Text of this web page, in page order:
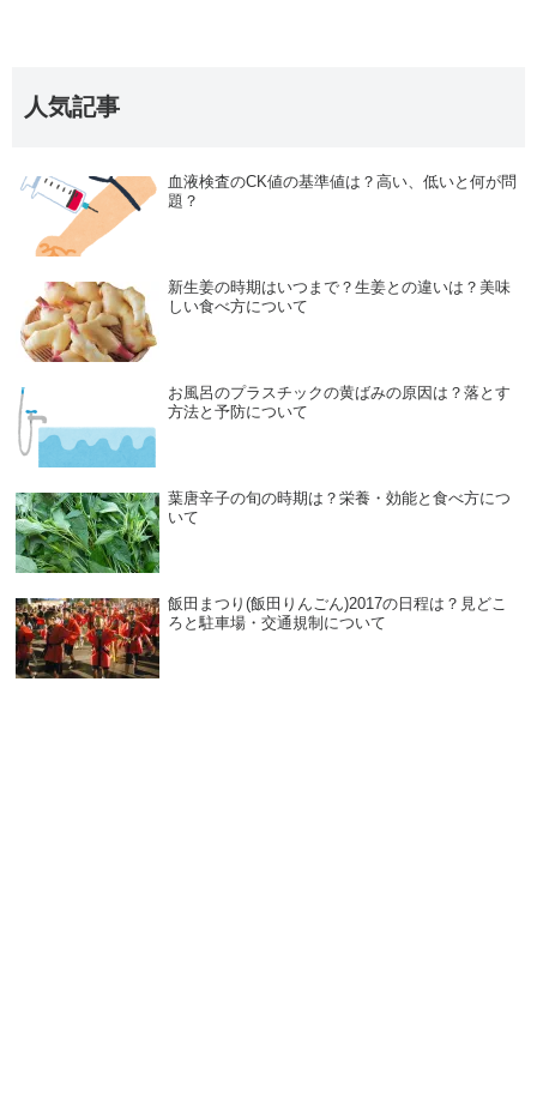
人気記事
血液検査のCK値の基準値は？高い、低いと何が問
題？
新生姜の時期はいつまで？生姜との違いは？美味
しい食べ方について
お風呂のプラスチックの黄ばみの原因は？落とす
方法と予防について
葉唐辛子の旬の時期は？栄養・効能と食べ方につ
いて
飯田まつり(飯田りんごん)2017の日程は？見どこ
ろと駐車場・交通規制について